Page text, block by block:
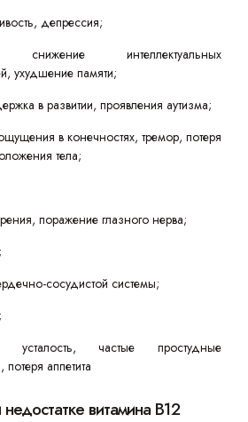
депрессия;
снижение интеллектуальных
ухудшение памяти;
в развитии, проявления аутизма;
в конечностях, тремор, потеря
тела;
поражение глазного нерва;
сосудистой системы;
усталость, частые простудные
аппетита
витамина В12